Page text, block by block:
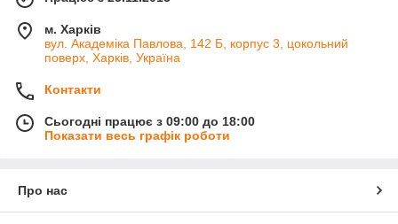
м. Харків
вул. Академіка Павлова, 142 Б, корпус 3, цокольний
поверх, Харків, Україна
Контакти
Сьогодні працює з 09:00 до 18:00
Показати весь графік роботи
Про нас